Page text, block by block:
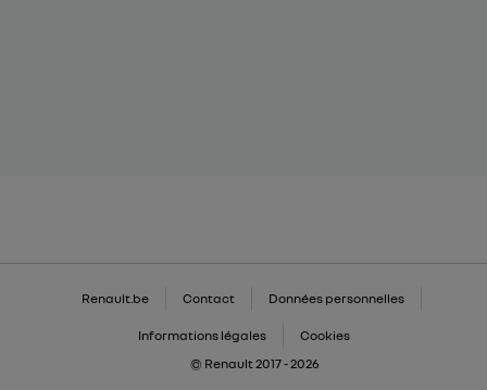
Renault.be Contact Données personnelles
Informations légales
Cookies
© Renault 2017 - 2026